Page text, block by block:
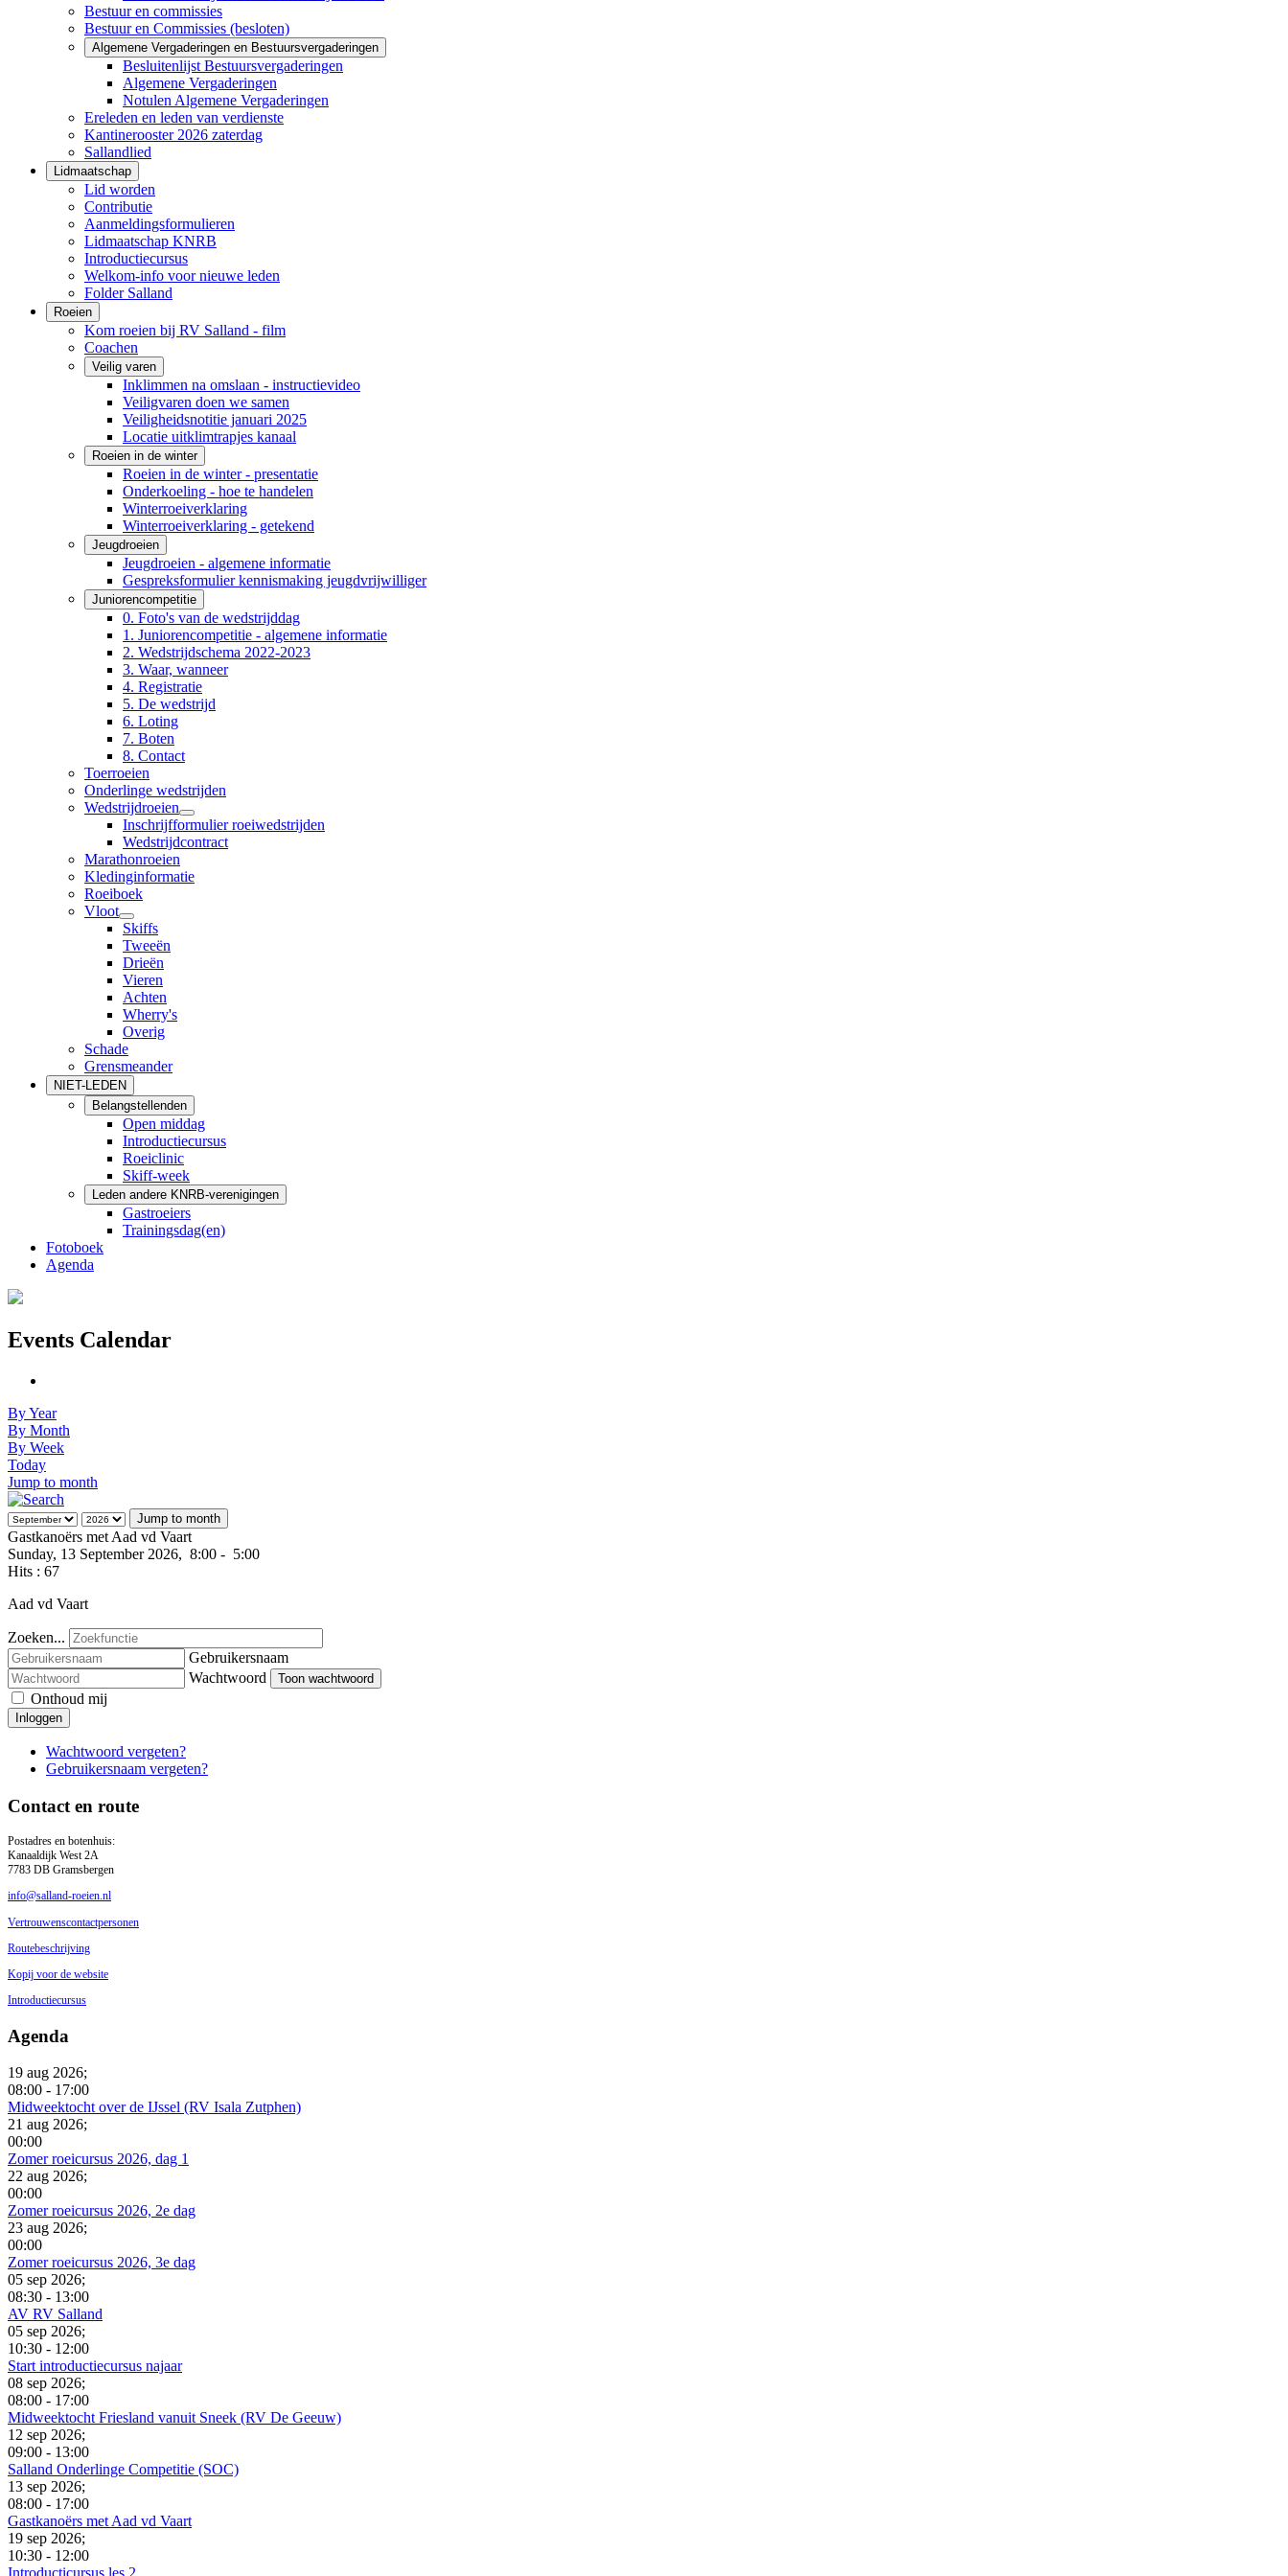
Bestuur en commissies
Bestuur en Commissies (besloten)
Algemene Vergaderingen en Bestuursvergaderingen
Besluitenlijst Bestuursvergaderingen
Algemene Vergaderingen
Notulen Algemene Vergaderingen
Ereleden en leden van verdienste
Kantinerooster 2026 zaterdag
Sallandlied
Lidmaatschap
Lid worden
Contributie
Aanmeldingsformulieren
Lidmaatschap KNRB
Introductiecursus
Welkom-info voor nieuwe leden
Folder Salland
Roeien
Kom roeien bij RV Salland - film
Coachen
Veilig varen
Inklimmen na omslaan - instructievideo
Veiligvaren doen we samen
Veiligheidsnotitie januari 2025
Locatie uitklimtrapjes kanaal
Roeien in de winter
Roeien in de winter - presentatie
Onderkoeling - hoe te handelen
Winterroeiverklaring
Winterroeiverklaring - getekend
Jeugdroeien
Jeugdroeien - algemene informatie
Gespreksformulier kennismaking jeugdvrijwilliger
Juniorencompetitie
0. Foto's van de wedstrijddag
1. Juniorencompetitie - algemene informatie
2. Wedstrijdschema 2022-2023
3. Waar, wanneer
4. Registratie
5. De wedstrijd
6. Loting
7. Boten
8. Contact
Toerroeien
Onderlinge wedstrijden
Wedstrijdroeien
Inschrijfformulier roeiwedstrijden
Wedstrijdcontract
Marathonroeien
Kledinginformatie
Roeiboek
Vloot
Skiffs
Tweeën
Drieën
Vieren
Achten
Wherry's
Overig
Schade
Grensmeander
NIET-LEDEN
Belangstellenden
Open middag
Introductiecursus
Roeiclinic
Skiff-week
Leden andere KNRB-verenigingen
Gastroeiers
Trainingsdag(en)
Fotoboek
Agenda
Events Calendar
By Year
By Month
By Week
Today
Jump to month
Jump to month
Gastkanoërs met Aad vd Vaart
Sunday, 13 September 2026, 8:00 - 5:00
Hits : 67
Aad vd Vaart
Zoeken...
Gebruikersnaam
Wachtwoord
Toon wachtwoord
Onthoud mij
Inloggen
Wachtwoord vergeten?
Gebruikersnaam vergeten?
Contact en route
Postadres en botenhuis:
Kanaaldijk West 2A
7783 DB Gramsbergen
info@salland-roeien.nl
Vertrouwenscontactpersonen
Routebeschrijving
Kopij voor de website
Introductiecursus
Agenda
19 aug 2026;
08:00 - 17:00
Midweektocht over de IJssel (RV Isala Zutphen)
21 aug 2026;
00:00
Zomer roeicursus 2026, dag 1
22 aug 2026;
00:00
Zomer roeicursus 2026, 2e dag
23 aug 2026;
00:00
Zomer roeicursus 2026, 3e dag
05 sep 2026;
08:30 - 13:00
AV RV Salland
05 sep 2026;
10:30 - 12:00
Start introductiecursus najaar
08 sep 2026;
08:00 - 17:00
Midweektocht Friesland vanuit Sneek (RV De Geeuw)
12 sep 2026;
09:00 - 13:00
Salland Onderlinge Competitie (SOC)
13 sep 2026;
08:00 - 17:00
Gastkanoërs met Aad vd Vaart
19 sep 2026;
10:30 - 12:00